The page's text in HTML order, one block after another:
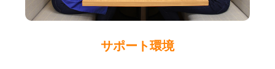
サポート環境